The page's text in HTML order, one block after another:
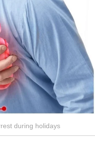
during holidays